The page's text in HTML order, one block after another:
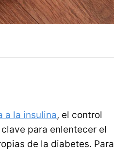
a la insulina, el control
para enlentecer el
de la diabetes. Para